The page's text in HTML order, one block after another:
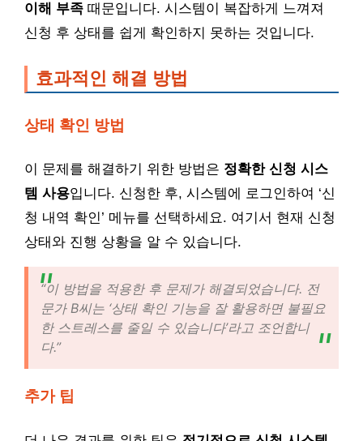
이해 부족 때문입니다. 시스템이 복잡하게 느껴져
신청 후 상태를 쉽게 확인하지 못하는 것입니다.
효과적인 해결 방법
상태 확인 방법
이 문제를 해결하기 위한 방법은 정확한 신청 시스
템 사용입니다. 신청한 후, 시스템에 로그인하여 ‘신
청 내역 확인’ 메뉴를 선택하세요. 여기서 현재 신청
상태와 진행 상황을 알 수 있습니다.
“이 방법을 적용한 후 문제가 해결되었습니다. 전
문가 B씨는 ‘상태 확인 기능을 잘 활용하면 불필요
한 스트레스를 줄일 수 있습니다’라고 조언합니
다.”
추가 팁